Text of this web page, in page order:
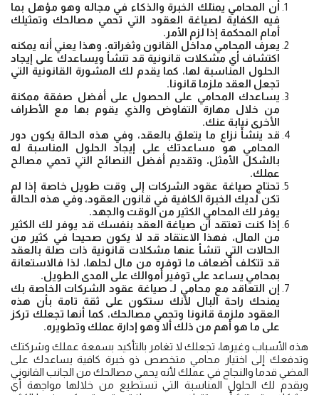
أن المحامي يمتلك الخبرة والذكاء في مجاله وهو مؤهل بما
فيه الكفاية لصياغة العقود التي تحمي مصالحك وتمثيلك
أمام المحكمة إذا لزم الأمر.
يعرف المحامي مداخل القانون وثغراته، وهذا يعني أنه يمكنه
اكتشاف أي مشكلات قانونية قد تنشأ ويساعدك على إيجاد
الحلول المناسبة لها، كما يقدم لك المشورة القانونية التي
تجعل العقد ملزما قانونا.
يساعدك المحامي على الحصول على أفضل صفقة ممكنة
من خلال مهارة التفاوض والذي يقوم بها مع الأطراف
الأخرى نيابة عنك.
قد ينشأ نزاع ما يتعلق بالعقد، وفي هذه الحالة يكون دور
المحامي هو مساعدتك على إيجاد الحلول المناسبة له
بالشكل الأمثل، وتقديم أفضل النصائح التي تحمي مصالح
عملك.
تحتاج صياغة عقود الشركات إلى وقت طويل خاصة إذا لم
تكن لديك الخبرة الكافية في قانون العقود، وفي هذه الحالة
يوفر لك المحامي الكثير من الوقت والجهد.
إذا كنت تعتقد أن صياغة العقد بنفسك قد يوفر لك الكثير
من المال، فهذا الاعتقاد قد لا يكون صحيحا في كثير من
الحالات التي تنشأ عنها مشكلات قانونية ذات صلة بالعقد
قد تتكلف أضعاف ما توفره من مال لحلها، لذا فالاستعانة
بمحامي يساعد على توفير أموالك على المدى الطويل.
إن التعاقد مع محامي لـ صياغة عقود الشركات الخاصة بك
يمنحك راحة البال لأنك ستكون على ثقة تامة بأن هذه
العقود ملزمة قانونا وتحمي مصالحك، كما أنها تجعلك تركز
على ما هو أهم من ذلك ألا وهو إدارة عملك وتطويره.
هذه الأسباب وغيرها، تجعلك لا تغامر بالتأكيد بسمعة عملك وشركتك
وتدفعك إلى اختيار محامي متخصص ذو خبرة كافية يساعدك على
المضي قدما والنجاح في عملك لأنه يحمي مصالحك من الجانب القانوني
ويقدم لك الحلول المناسبة التي تستطيع من خلالها مواجهة أي